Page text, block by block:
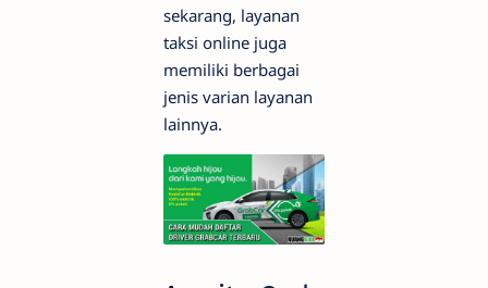
sekarang, layanan
taksi online juga
memiliki berbagai
jenis varian layanan
lainnya.